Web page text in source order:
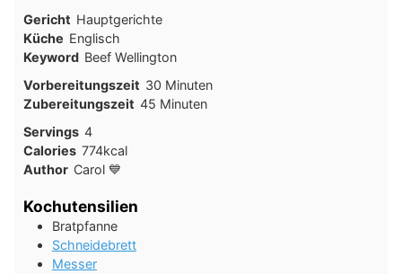
Gericht Hauptgerichte
Küche Englisch
Keyword Beef Wellington
Vorbereitungszeit 30Minuten
Minuten
Zubereitungszeit 45Minuten
Minuten
Servings 4
Calories 774kcal
Author Carol 💙
Kochutensilien
Bratpfanne
Schneidebrett
Messer